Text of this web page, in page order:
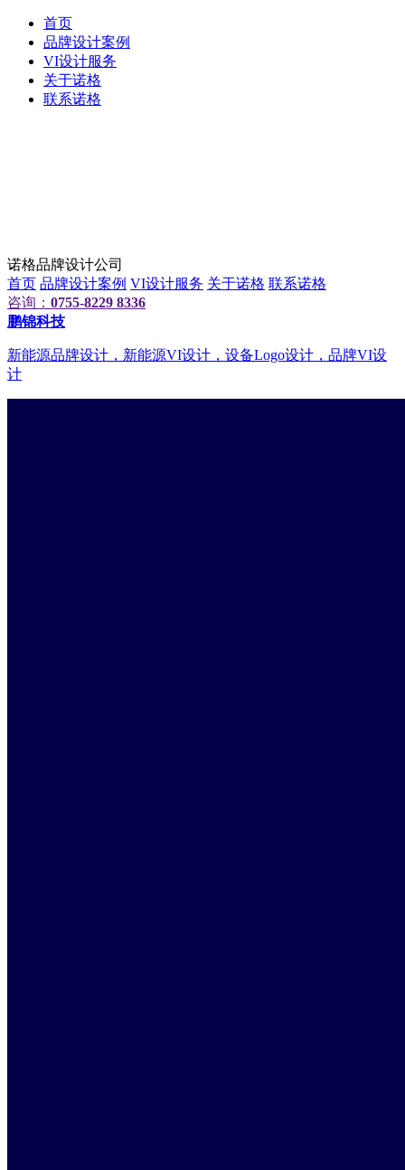
首页
品牌设计案例
VI设计服务
关于诺格
联系诺格
诺格品牌设计公司
首页 品牌设计案例 VI设计服务 关于诺格 联系诺格
咨询： 0755-8229 8336
鹏锦科技
新能源品牌设计，新能源VI设计，设备Logo设计，品牌VI设
计